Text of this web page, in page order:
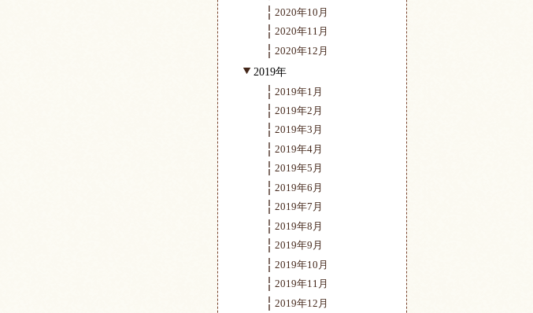
2020年10月
2020年11月
2020年12月
2019年
2019年1月
2019年2月
2019年3月
2019年4月
2019年5月
2019年6月
2019年7月
2019年8月
2019年9月
2019年10月
2019年11月
2019年12月